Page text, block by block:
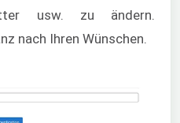
usw. zu ändern.
nach Ihren Wünschen.